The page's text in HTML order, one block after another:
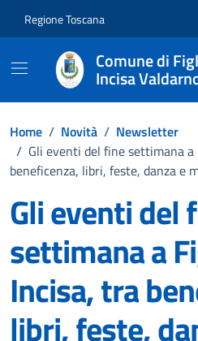
Regione Toscana
Comune di
Incisa
Home / Novità / Newsletter
/ Gli eventi del fine settimana
beneficenza, libri, feste, danza e
Gli eventi del
settimana a
Incisa, tra
libri, feste,